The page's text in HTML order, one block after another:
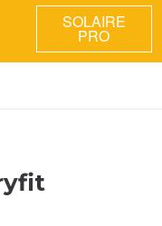
SOLAIRE
PRO